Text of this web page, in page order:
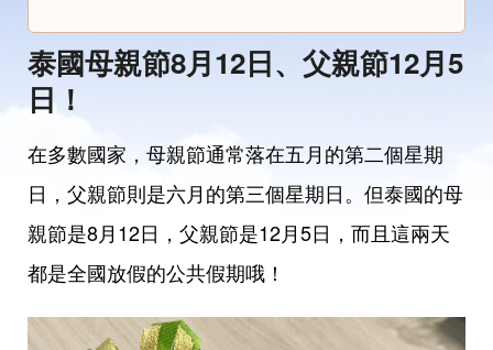
泰國母親節8月12日、父親節12月5
日！
在多數國家，母親節通常落在五月的第二個星期
日，父親節則是六月的第三個星期日。但泰國的母
親節是8月12日，父親節是12月5日，而且這兩天
都是全國放假的公共假期哦！